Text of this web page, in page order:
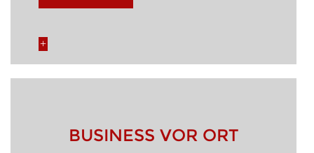
BUSINESS VOR ORT